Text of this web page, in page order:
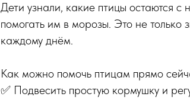
Дети узнали, какие птицы остаются
помогать им в морозы. Это не
каждому днём.
Как можно помочь птицам прямо
✅ Подвесить простую кормушку и